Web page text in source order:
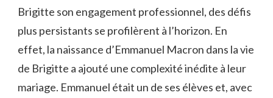
Brigitte son engagement professionnel, des défis
plus persistants se profilèrent à l’horizon. En
effet, la naissance d’Emmanuel Macron dans la vie
de Brigitte a ajouté une complexité inédite à leur
mariage. Emmanuel était un de ses élèves et, avec